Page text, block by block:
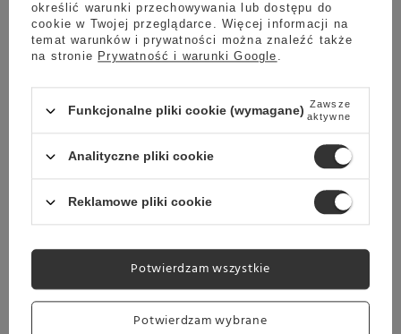
29,99 zł -13%
Towar dostępny w magazynie
Sprawdź cennik
Butelka na wodę dla dzieci Casno Willy 400 ml - Niebieska
29,99 zł
25,99 zł
Oszczedź
Najniższa cena z ostatnich 30 dni:
określić warunki przechowywania lub dostępu do
cookie w Twojej przeglądarce. Więcej informacji na
temat warunków i prywatności można znaleźć także
na stronie Prywatność i warunki Google .
Funkcjonalne pliki cookie (wymagane) Zawsze
aktywne
Analityczne pliki cookie
Reklamowe pliki cookie
Potwierdzam wybrane
Potwierdzam wszystkie